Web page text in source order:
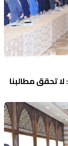
تحقق مطالبنا